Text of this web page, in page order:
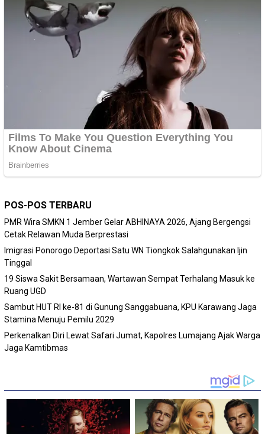
POS-POS TERBARU
PMR Wira SMKN 1 Jember Gelar ABHINAYA 2026, Ajang Bergengsi
Cetak Relawan Muda Berprestasi
Imigrasi Ponorogo Deportasi Satu WN Tiongkok Salahgunakan Ijin
Tinggal
19 Siswa Sakit Bersamaan, Wartawan Sempat Terhalang Masuk ke
Ruang UGD
Sambut HUT RI ke-81 di Gunung Sanggabuana, KPU Karawang Jaga
Stamina Menuju Pemilu 2029
Perkenalkan Diri Lewat Safari Jumat, Kapolres Lumajang Ajak Warga
Jaga Kamtibmas